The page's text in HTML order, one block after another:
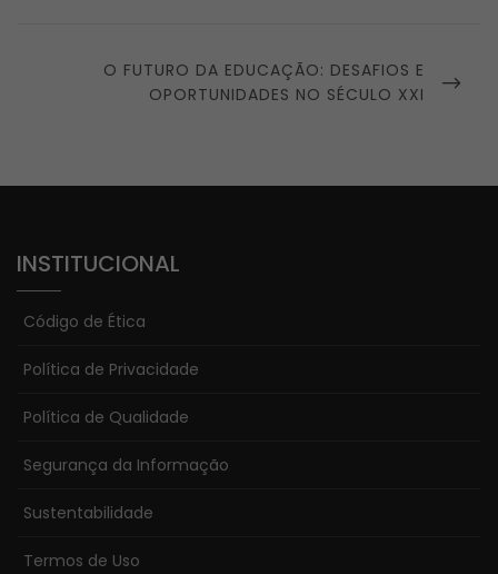
NEXT
O FUTURO DA EDUCAÇÃO: DESAFIOS E
OPORTUNIDADES NO SÉCULO XXI
INSTITUCIONAL
Código de Ética
Política de Privacidade
Política de Qualidade
Segurança da Informação
Sustentabilidade
Termos de Uso